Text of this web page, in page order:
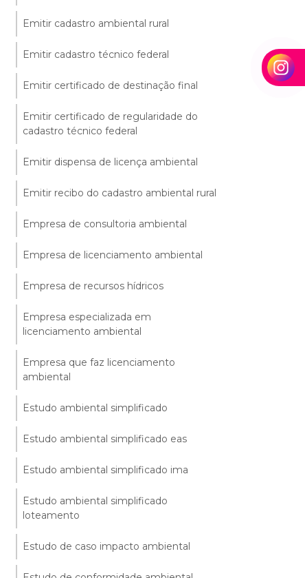
Emitir cadastro ambiental rural
Emitir cadastro técnico federal
Emitir certificado de destinação final
Emitir certificado de regularidade do
cadastro técnico federal
Emitir dispensa de licença ambiental
Emitir recibo do cadastro ambiental rural
Empresa de consultoria ambiental
Empresa de licenciamento ambiental
Empresa de recursos hídricos
Empresa especializada em
licenciamento ambiental
Empresa que faz licenciamento
ambiental
Estudo ambiental simplificado
Estudo ambiental simplificado eas
Estudo ambiental simplificado ima
Estudo ambiental simplificado
loteamento
Estudo de caso impacto ambiental